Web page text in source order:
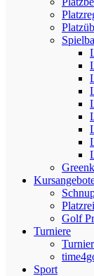
Golf
Turniere
Sport